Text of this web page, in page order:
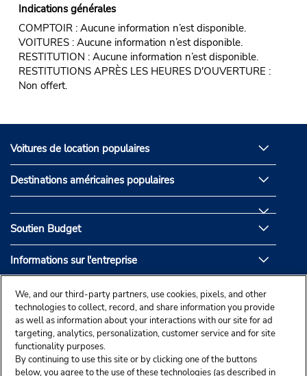
Indications générales
COMPTOIR : Aucune information n’est disponible.
VOITURES : Aucune information n’est disponible.
RESTITUTION : Aucune information n’est disponible.
RESTITUTIONS APRÈS LES HEURES D'OUVERTURE :
Non offert.
Voitures de location populaires
Destinations américaines populaires
Soutien Budget
Informations sur l'entreprise
Partenaires de Budget
We, and our third-party partners, use cookies, pixels, and other
technologies to collect, record, and share information you provide
as well as information about your interactions with our site for ad
targeting, analytics, personalization, customer service and for site
functionality purposes.
By continuing to use this site or by clicking one of the buttons
below, you agree to the use of these technologies (as described in